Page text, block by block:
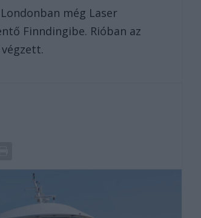
még Laser
Finndingibe. Rióban az